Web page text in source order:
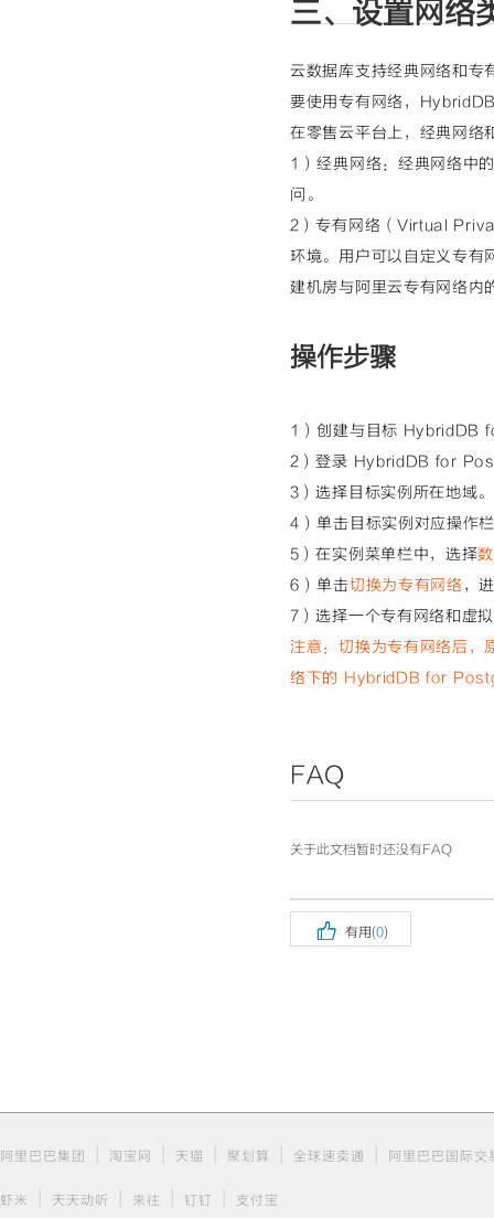
三、设置网络
云数据库支持经典网络和
要使用专有网络，
在零售云平台上，经典网络
1）经典网络：经典网络中
问。
2）专有网络（Virtual
环境。用户可以自定义专有
建机房与阿里云专有网络内
操作步骤
1）创建与目标 HybridDB
2）登录 HybridDB for
3）选择目标实例所在地域。
4）单击目标实例对应操作
5）在实例菜单栏中，选择
6）单击切换为专有网络，
7）选择一个专有网络和虚
注意：切换为专有网络后，
络下的 HybridDB for
FAQ
关于此文档暂时还没有FAQ
 有用(0)
阿里巴巴集团 淘宝网 天猫 聚划算 全球速卖通 阿里巴巴国际交
虾米 天天动听 来往 钉钉 支付宝